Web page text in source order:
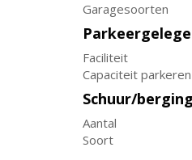
Garagesoorten
Faciliteit
Capaciteit parkeren
Schuur/berging
Aantal
Soort